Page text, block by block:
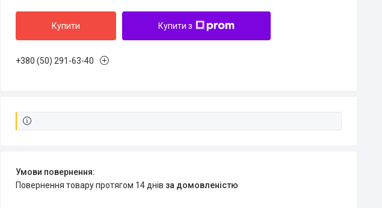
Купити Купити з
+380 (50) 291-63-40
повернення товару протягом 14 днів за домовленістю